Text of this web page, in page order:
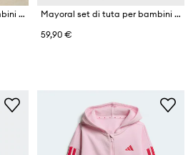
Mayoral set di tuta per bambini con cotone
Mayoral set di tuta per bambini con cotone
59,90 €